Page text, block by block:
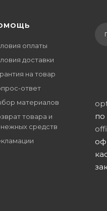
оплаты
доставки
на товар
ответ
материалов
товара и
средств
по